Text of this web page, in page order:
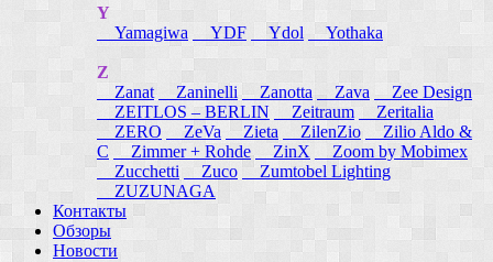
Y
Yamagiwa
YDF Ydol Yothaka
Z
Zanat
Zaninelli Zanotta Zava
Zee Design
ZEITLOS – BERLIN
Zeitraum
Zeritalia
ZERO
ZeVa Zieta ZilenZio
Zilio Aldo &
C
Zimmer + Rohde ZinX
Zoom by Mobimex
Zucchetti
Zuco
Zumtobel Lighting
ZUZUNAGA
Контакты
Обзоры
Новости